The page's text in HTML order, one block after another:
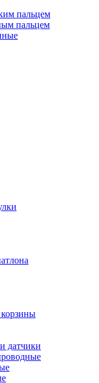
пальцем
пальцем
датчики